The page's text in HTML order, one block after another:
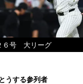
６号 大リーグ
うする参列者